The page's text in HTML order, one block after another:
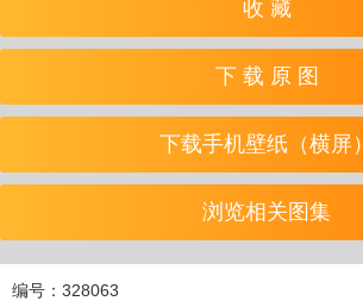
收 藏
下 载 原 图
下载手机壁纸（横屏）
浏览相关图集
编号：328063